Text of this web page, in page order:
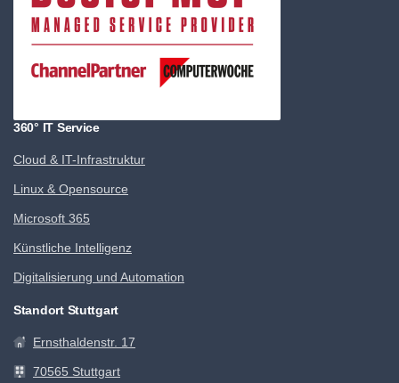
360° IT Service
Cloud & IT-Infrastruktur
Linux & Opensource
Microsoft 365
Künstliche Intelligenz
Digitalisierung und Automation
Standort Stuttgart
Ernsthaldenstr. 17
70565 Stuttgart